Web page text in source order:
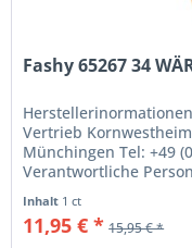
Fashy 65267 34
Vertrieb
Münchingen Tel: +49
Verantwortliche
Inhalt 1 ct
11,95 € * 15,95 € *